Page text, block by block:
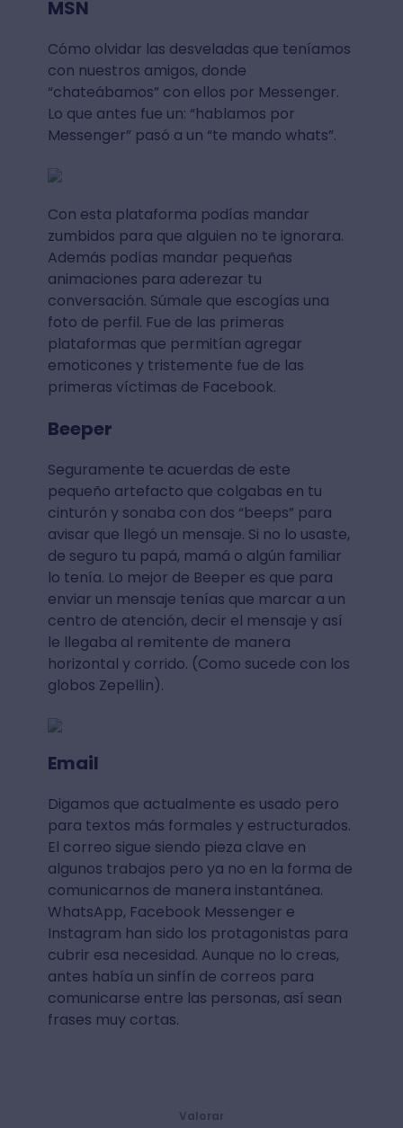
MSN
Cómo olvidar las desveladas que teníamos
con nuestros amigos, donde
“chateábamos” con ellos por Messenger.
Lo que antes fue un: “hablamos por
Messenger” pasó a un “te mando whats”.
Con esta plataforma podías mandar
zumbidos para que alguien no te ignorara.
Además podías mandar pequeñas
animaciones para aderezar tu
conversación. Súmale que escogías una
foto de perfil. Fue de las primeras
plataformas que permitían agregar
emoticones y tristemente fue de las
primeras víctimas de Facebook.
Beeper
Seguramente te acuerdas de este
pequeño artefacto que colgabas en tu
cinturón y sonaba con dos “beeps” para
avisar que llegó un mensaje. Si no lo usaste,
de seguro tu papá, mamá o algún familiar
lo tenía. Lo mejor de Beeper es que para
enviar un mensaje tenías que marcar a un
centro de atención, decir el mensaje y así
le llegaba al remitente de manera
horizontal y corrido. (Como sucede con los
globos Zepellin).
Email
Digamos que actualmente es usado pero
para textos más formales y estructurados.
El correo sigue siendo pieza clave en
algunos trabajos pero ya no en la forma de
comunicarnos de manera instantánea.
WhatsApp, Facebook Messenger e
Instagram han sido los protagonistas para
cubrir esa necesidad. Aunque no lo creas,
antes había un sinfín de correos para
comunicarse entre las personas, así sean
frases muy cortas.
Valorar